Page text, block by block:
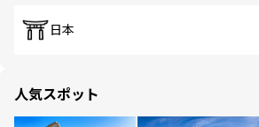
日本
人気スポット